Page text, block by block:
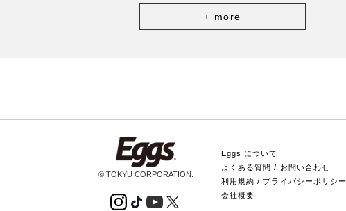
+ more
© TOKYU CORPORATION.
Eggs について
よくある質問 / お問い合わせ
利用規約 / プライバシーポリシー
会社概要